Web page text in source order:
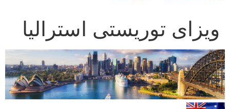
ویزای توریستی استرالیا